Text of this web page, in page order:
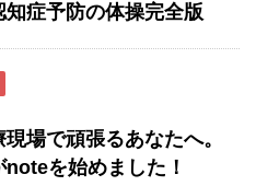
知症予防の体操完全版
場で頑張るあなたへ。
を始めました！